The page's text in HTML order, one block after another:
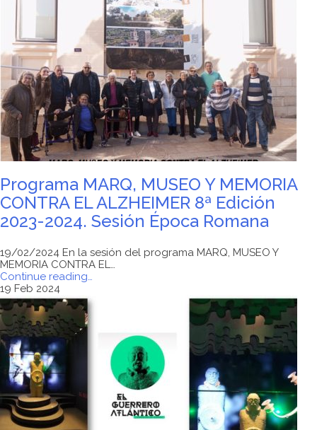
MEMORIA
CONTRA
EL
ALZHEIMER
10ª
Edición
2025-
2026"
Programa MARQ, MUSEO Y MEMORIA
CONTRA EL ALZHEIMER 8ª Edición
2023-2024. Sesión Época Romana
19/02/2024 En la sesión del programa MARQ, MUSEO Y
MEMORIA CONTRA EL…
Continue reading
MUSEO
Y
MEMORIA
CONTRA
ALZHEIMER
Edición
2024.
Sesión
…
19 Feb 2024